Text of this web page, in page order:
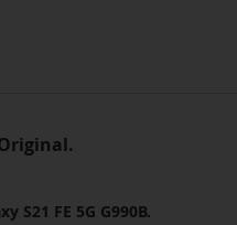
S21 FE 5G G990B.